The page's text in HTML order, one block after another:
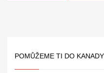
POMŮŽEME TI DO KANADY